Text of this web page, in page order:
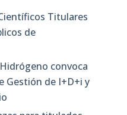
Titulares
de
convoca
Gestión de I+D+i y